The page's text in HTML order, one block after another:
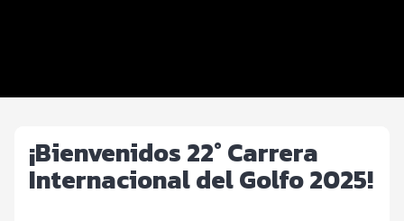
¡Bienvenidos 22° Carrera
Internacional del Golfo 2025!